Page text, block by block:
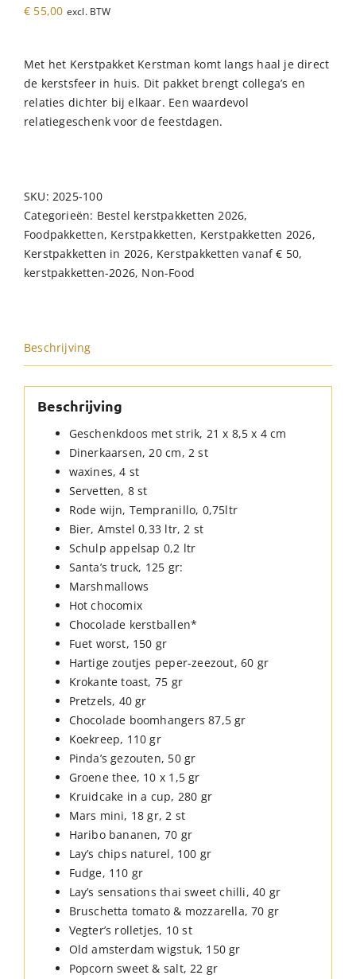
€ 55,00 excl. BTW
Met het Kerstpakket Kerstman komt langs haal je direct
de kerstsfeer in huis. Dit pakket brengt collega’s en
relaties dichter bij elkaar. Een waardevol
relatiegeschenk voor de feestdagen.
SKU: 2025-100
Categorieën: Bestel kerstpakketten 2026,
Foodpakketten, Kerstpakketten, Kerstpakketten 2026,
Kerstpakketten in 2026, Kerstpakketten vanaf € 50,
kerstpakketten-2026, Non-Food
Beschrijving
Beschrijving
Geschenkdoos met strik, 21 x 8,5 x 4 cm
Dinerkaarsen, 20 cm, 2 st
waxines, 4 st
Servetten, 8 st
Rode wijn, Tempranillo, 0,75ltr
Bier, Amstel 0,33 ltr, 2 st
Schulp appelsap 0,2 ltr
Santa’s truck, 125 gr:
Marshmallows
Hot chocomix
Chocolade kerstballen*
Fuet worst, 150 gr
Hartige zoutjes peper-zeezout, 60 gr
Krokante toast, 75 gr
Pretzels, 40 gr
Chocolade boomhangers 87,5 gr
Koekreep, 110 gr
Pinda’s gezouten, 50 gr
Groene thee, 10 x 1,5 gr
Kruidcake in a cup, 280 gr
Mars mini, 18 gr, 2 st
Haribo bananen, 70 gr
Lay’s chips naturel, 100 gr
Fudge, 110 gr
Lay’s sensations thai sweet chilli, 40 gr
Bruschetta tomato & mozzarella, 70 gr
Vegter’s rolletjes, 10 st
Old amsterdam wigstuk, 150 gr
Popcorn sweet & salt, 22 gr